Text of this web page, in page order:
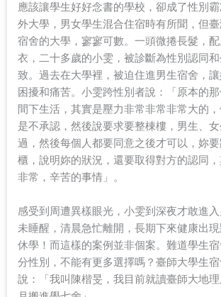
應該讓學生好好念書的學校，卻成了性別
外大學，男女學生混合住宿時有所聞，但
宿舍的大學，寥寥可數。一頭微捲長髮，
衣，二十多歲的小雯，被診斷為性別認同
致。過去在大學裡，被迫住進男生宿舍，
困擾和痛苦。小雯跨性別者說：「原本的
間下生活，其實是壓力非常非常非常大的
是不承認，然後說要求要整棟樓，男生、
過，然後每個人都要同意之後才可以，妳
櫃，說明妳的狀況，還要取得對方的認同
非常，辛苦的事情」。
感受到周遭異樣眼光，小雯到深夜才敢進
未睡醒，清晨急忙離開，長期下來健康出
休學！而這樣的案例並非個案。難道學生
分性別，不能有更多選擇嗎？臺師大學生
說：「我叫陳楷旻，我目前就讀臺師大地